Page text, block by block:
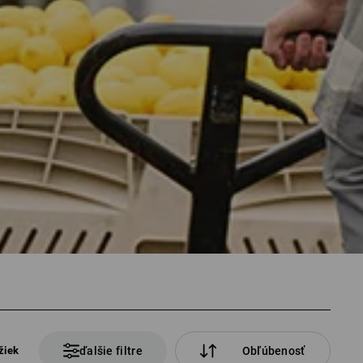
ďalšie filtre Obľúbenosť